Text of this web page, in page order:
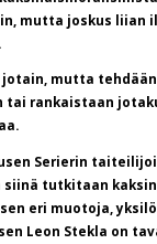
mutta joskus liian
jotain, mutta
tai rankaistaan
Serierin
tutkitaan
eri muotoja,
Leon Stekla on